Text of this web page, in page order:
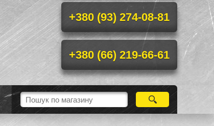
+380 (93) 274-08-81
+380 (66) 219-66-61